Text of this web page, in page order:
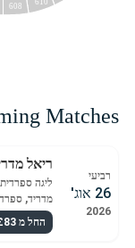
608
Matches
רביעי
26 אוג'
2026
ריאל
ליגה
מדריד, ספרד
החל מ £83